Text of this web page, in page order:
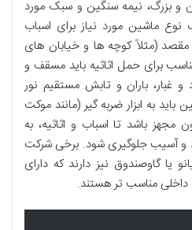
وبزرگ، نیمه سنگین و سبک مورد
نوع ماشین مورد نیاز برای اسباب
مقصد (مثلاًکوچه ها و خیابان های
برای حمل اثاثیه بایدمسقف و
و غبار، باران و تابش مستقیم نور
باید به ابزار ضربه گیر(مانند موکت
مجهز باشد تا اسباب و اثاثیه، به
وآسیب جلوگیری شود. برخی شرکت
یاگاوصندوق نیز دارند که دارای
مناسب ترهستند.